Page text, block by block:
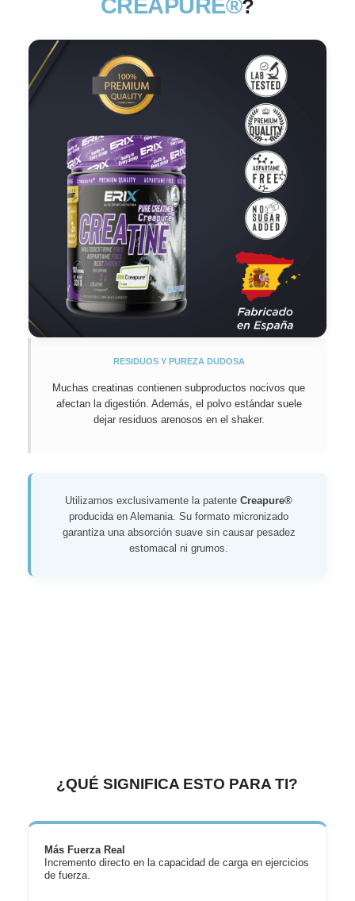
CREAPURE®?
RESIDUOS Y PUREZA DUDOSA
Muchas creatinas contienen subproductos nocivos que
afectan la digestión. Además, el polvo estándar suele
dejar residuos arenosos en el shaker.
Utilizamos exclusivamente la patenteCreapure®
producida en Alemania. Su formato micronizado
garantiza una absorción suave sin causar pesadez
estomacal ni grumos.
¿QUÉ SIGNIFICA ESTO PARA TI?
Más Fuerza Real
Incremento directo en la capacidad de carga en ejercicios
de fuerza.